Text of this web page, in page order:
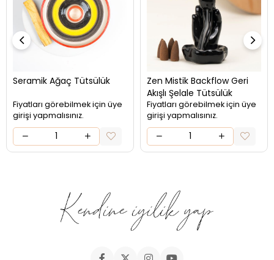
Seramik Ağaç Tütsülük
Fiyatları görebilmek için üye
girişi yapmalısınız.
Zen Mistik Backflow Geri
Akışlı Şelale Tütsülük
Fiyatları görebilmek için üye
girişi yapmalısınız.